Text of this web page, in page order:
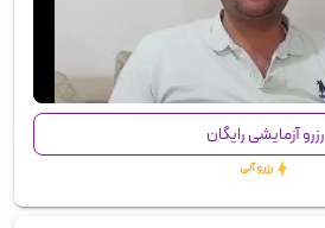
00:00
رزرو آزمایشی رایگان
رزرو آنی